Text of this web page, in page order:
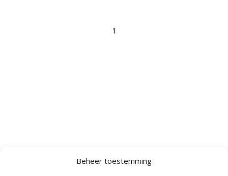
Beheer toestemming
1